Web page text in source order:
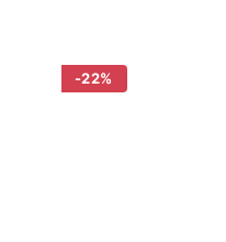
-22%